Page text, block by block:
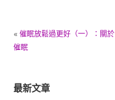
« 催眠放鬆過更好（一）：關於
催眠
最新文章